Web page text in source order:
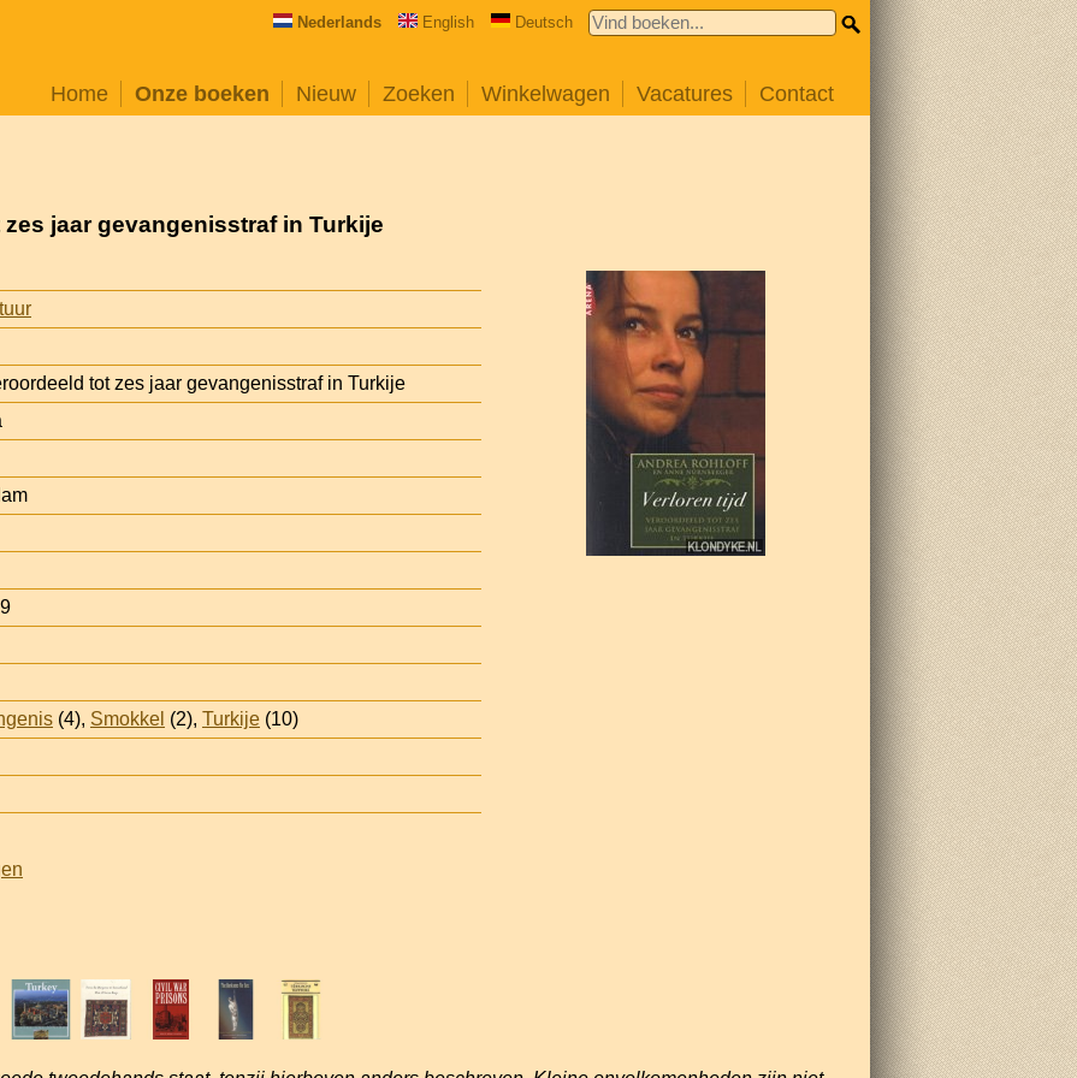
Nederlands English Deutsch
Home Onze boeken Nieuw Zoeken Winkelwagen Vacatures Contact
jaar gevangenisstraf in Turkije
tot zes jaar gevangenisstraf in Turkije
(4), Smokkel (2), Turkije (10)